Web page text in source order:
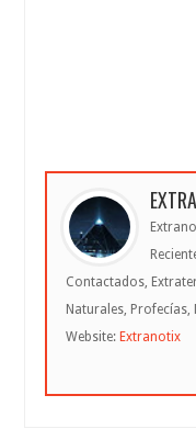
Contactados,
Naturales,
Website: Extranotix